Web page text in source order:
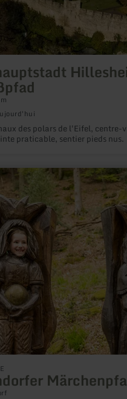
des polars de l'Eifel, centre-
praticable, sentier pieds nus.